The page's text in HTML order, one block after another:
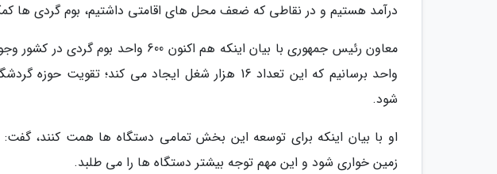
درآمد هستیم و در نقاطی که ضعف محل های اقامتی داشتیم، بوم گردی ها
واحد برسانیم که این تعداد 16 هزار شغل ایجاد می کند؛
شود.
او با بیان اینکه برای توسعه این بخش تمامی دستگاه ها همت کنند،
زمین خواری شود و این مهم توجه بیشتر دستگاه ها را می طلبد.